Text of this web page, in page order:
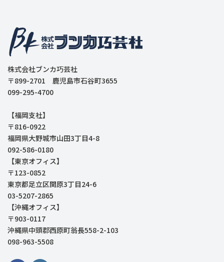
株式会社ブンカ巧芸社
〒899-2701 鹿児島市石谷町3655
099-295-4700
【福岡支社】
〒816-0922
福岡県大野城市山田3丁目4-8
092-586-0180
【東京オフィス】
〒123-0852
東京都足立区関原3丁目24-6
03-5207-2865
【沖縄オフィス】
〒903-0117
沖縄県中頭郡西原町翁長558-2-103
098-963-5508